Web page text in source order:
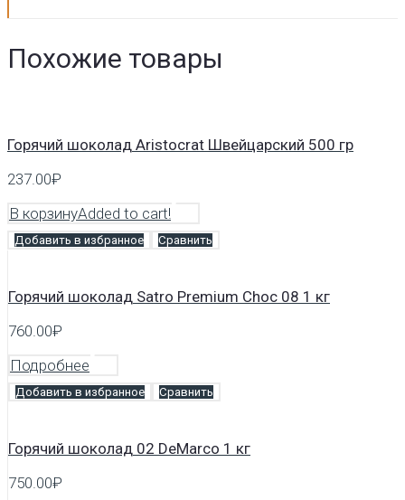
Похожие товары
Горячий шоколад Аristocrat Швейцарский 500 гр
237.00₽
В корзинуAdded to cart!
Добавить в избранное Сравнить
Горячий шоколад Satro Premium Choc 08 1 кг
760.00₽
Подробнее
Добавить в избранное Сравнить
Горячий шоколад 02 DeMarco 1 кг
750.00₽